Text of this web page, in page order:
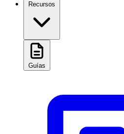
Recursos
Guías